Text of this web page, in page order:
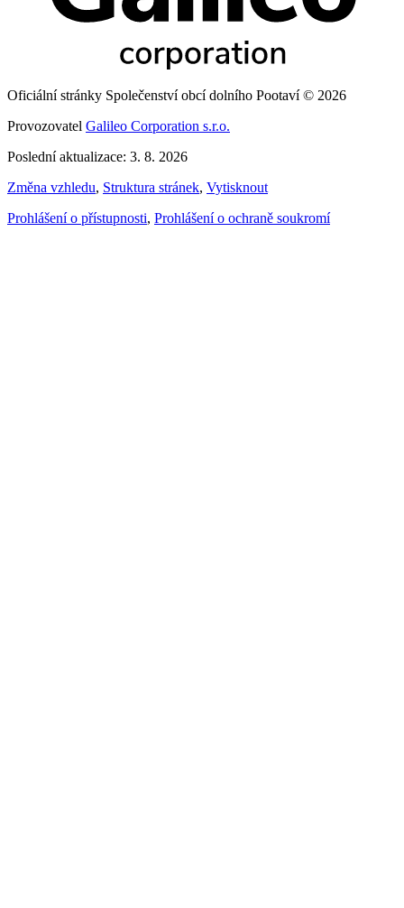
Oficiální stránky Společenství obcí dolního Pootaví © 2026
Provozovatel Galileo Corporation s.r.o.
Poslední aktualizace: 3. 8. 2026
Změna vzhledu, Struktura stránek, Vytisknout
Prohlášení o přístupnosti, Prohlášení o ochraně soukromí